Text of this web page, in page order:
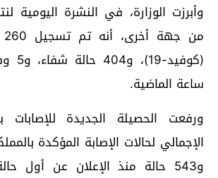
ساعة الماضية.
ورفعت الحصيلة الجديدة للإصابات